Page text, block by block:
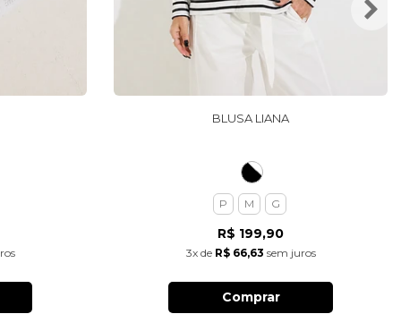
BLUSA LIANA
P M G
R$ 199,90
3xde R$ 66,63 sem juros
Comprar